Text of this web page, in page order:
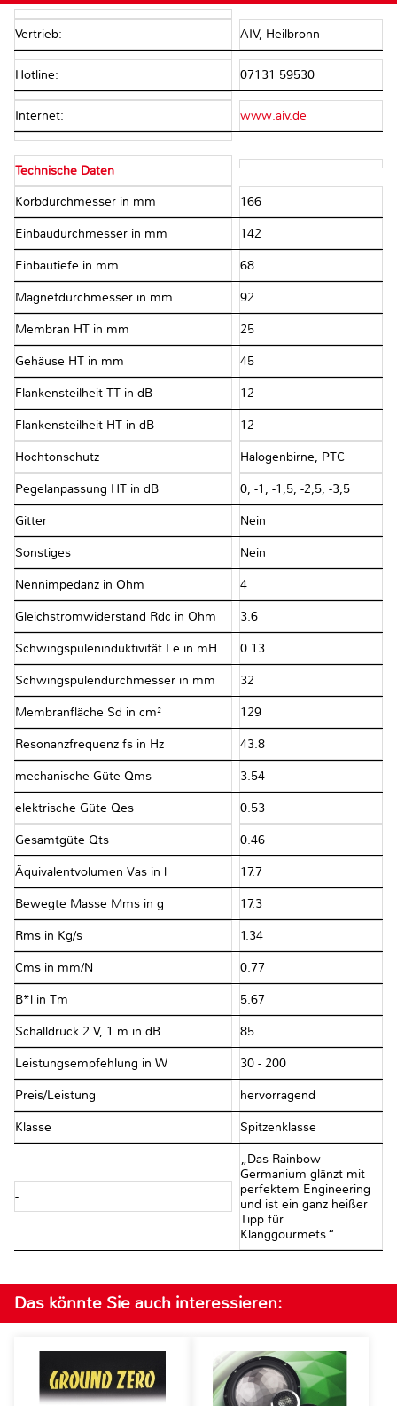
Vertrieb: AIV, Heilbronn
Hotline: 07131 59530
Internet: www.aiv.de
Technische Daten
Korbdurchmesser in mm 166
Einbaudurchmesser in mm 142
Einbautiefe in mm 68
Magnetdurchmesser in mm 92
Membran HT in mm 25
Gehäuse HT in mm 45
Flankensteilheit TT in dB 12
Flankensteilheit HT in dB 12
Hochtonschutz Halogenbirne, PTC
Pegelanpassung HT in dB 0, -1, -1,5, -2,5, -3,5
Gitter Nein
Sonstiges Nein
Nennimpedanz in Ohm 4
Gleichstromwiderstand Rdc in Ohm 3.6
Schwingspuleninduktivität Le in mH 0.13
Schwingspulendurchmesser in mm 32
Membranfläche Sd in cm² 129
Resonanzfrequenz fs in Hz 43.8
mechanische Güte Qms 3.54
elektrische Güte Qes 0.53
Gesamtgüte Qts 0.46
Äquivalentvolumen Vas in l 17.7
Bewegte Masse Mms in g 17.3
Rms in Kg/s 1.34
Cms in mm/N 0.77
B*l in Tm 5.67
Schalldruck 2 V, 1 m in dB 85
Leistungsempfehlung in W 30 - 200
Preis/Leistung hervorragend
Klasse Spitzenklasse
-
„Das Rainbow
Germanium glänzt mit
perfektem Engineering
und ist ein ganz heißer
Tipp für
Klanggourmets.“
Das könnte Sie auch interessieren: